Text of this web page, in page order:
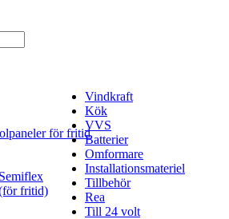
för fritid
fritid)
Vindkraft
Kök
VVS
Batterier
Omformare
Installationsmateriel
Tillbehör
Rea
Till 24 volt